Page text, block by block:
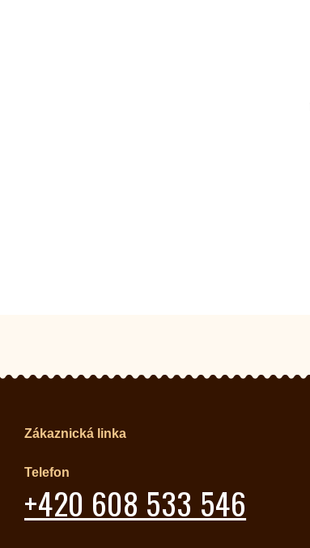
Zákaznická linka
Telefon
+420 608 533 546